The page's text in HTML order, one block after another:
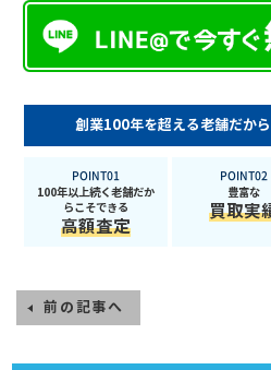
創業100年を超える老舗だか
POINT01
100年以上続く老舗だか
らこそできる
高額査定
POINT02
豊富な
買取実
前の記事へ